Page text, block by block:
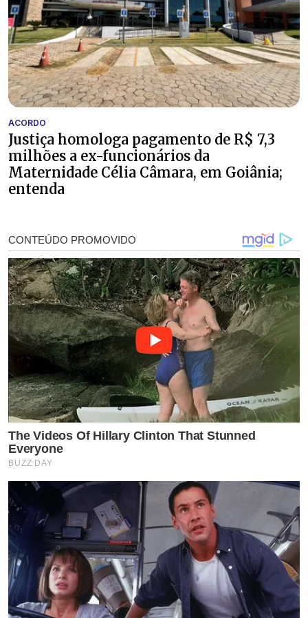
ACORDO
Justiça homologa pagamento de R$ 7,3
milhões a ex-funcionários da
Maternidade Célia Câmara, em Goiânia;
entenda